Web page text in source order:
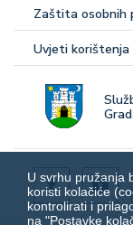
Zaštita osobnih
Uvjeti korištenja
U svrhu pružanja
koristi kolačiće
kontrolirati i
na "Postavke